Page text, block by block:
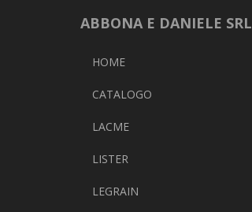
ABBONA E DANIELE SRL
HOME
CATALOGO
LACME
LISTER
LEGRAIN